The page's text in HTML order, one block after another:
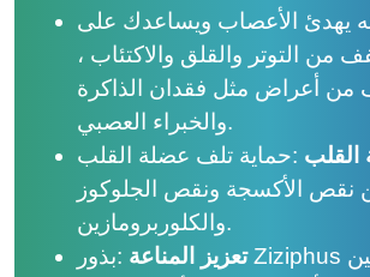
يهدئ الأعصاب ويساعدك على
من التوتر والقلق والاكتئاب ،
من أعراض مثل فقدان الذاكرة
والخبراء العصبي.
القلب :حماية تلف عضلة القلب
نقص الأكسجة ونقص الجلوكوز
والكلوربرومازين.
تعزيز المناعة :بذور Ziziphus غنية بفيتامين C